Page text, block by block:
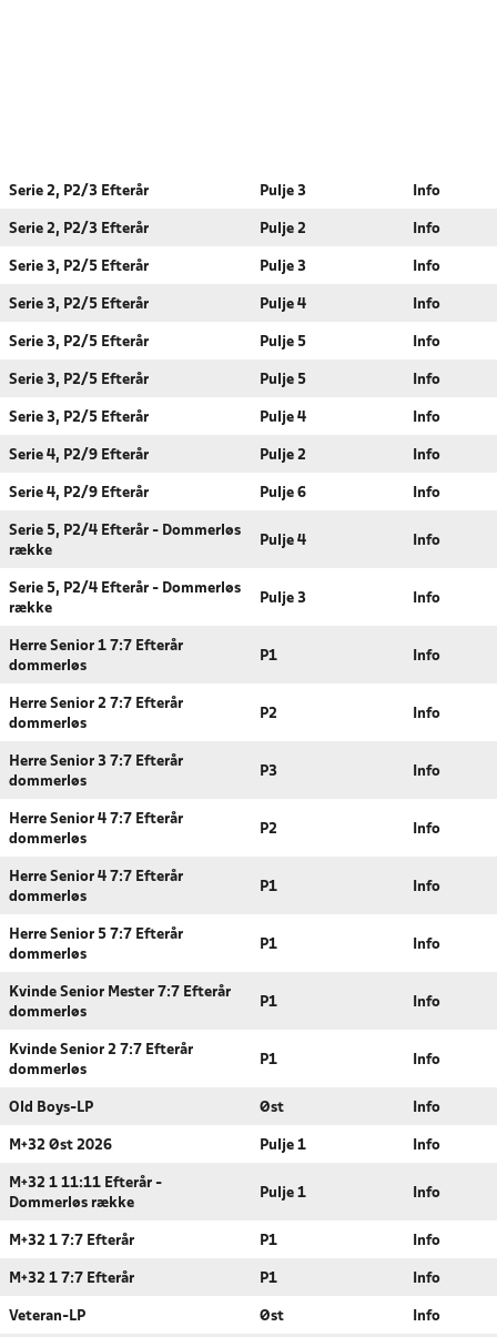
Serie 2, P2/3 Efterår Pulje 3 Info
Serie 2, P2/3 Efterår Pulje 2 Info
Serie 3, P2/5 Efterår Pulje 3 Info
Serie 3, P2/5 Efterår Pulje 4 Info
Serie 3, P2/5 Efterår Pulje 5 Info
Serie 3, P2/5 Efterår Pulje 5 Info
Serie 3, P2/5 Efterår Pulje 4 Info
Serie 4, P2/9 Efterår Pulje 2 Info
Serie 4, P2/9 Efterår Pulje 6 Info
Serie 5, P2/4 Efterår - Dommerløs
række
Pulje 4 Info
Serie 5, P2/4 Efterår - Dommerløs
række
Pulje 3 Info
Herre Senior 1 7:7 Efterår
dommerløs
P1 Info
Herre Senior 2 7:7 Efterår
dommerløs
P2 Info
Herre Senior 3 7:7 Efterår
dommerløs
P3 Info
Herre Senior 4 7:7 Efterår
dommerløs
P2 Info
Herre Senior 4 7:7 Efterår
dommerløs
P1 Info
Herre Senior 5 7:7 Efterår
dommerløs
P1 Info
Kvinde Senior Mester 7:7 Efterår
dommerløs
P1 Info
Kvinde Senior 2 7:7 Efterår
dommerløs
P1 Info
Old Boys-LP Øst Info
M+32 Øst 2026 Pulje 1 Info
M+32 1 11:11 Efterår -
Dommerløs række
Pulje 1 Info
M+32 1 7:7 Efterår P1 Info
M+32 1 7:7 Efterår P1 Info
Veteran-LP Øst Info